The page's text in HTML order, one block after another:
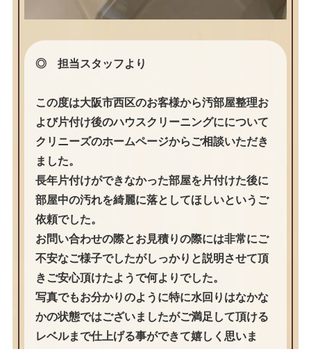
◎ 担当スタッフより
この度は大阪市西区のお客様から汚部屋整理お
よび片付け後のハウスクリーニングにについて
クリニーズのホームページからご相談いただき
ました。
長年片付けができなかった部屋を片付けた後に
部屋中の汚れを綺麗に落としてほしいというご
依頼でした。
お問い合わせの際とお見積りの際には非常にご
不安なご様子でしたがしっかりと説明させて頂
きご安心頂けたようで何よりでした。
写真でもお分かりのように特に水回りはなかな
かの状態ではございましたがご満足して頂ける
レベルまで仕上げる事ができて嬉しく思いま